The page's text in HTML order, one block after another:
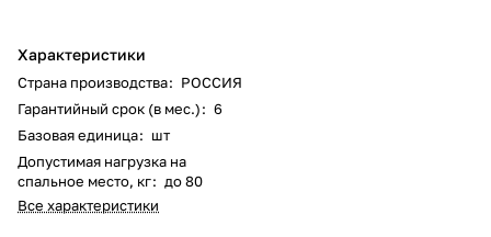
Характеристики
Страна производства: РОССИЯ
Гарантийный срок (в мес.): 6
Базовая единица: шт
Допустимая нагрузка на
спальное место, кг: до 80
Все характеристики